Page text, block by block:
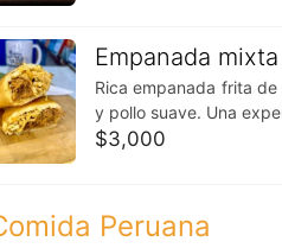
Empanada
Rica empanada frita
y pollo suave. Una
$3,000
Peruana